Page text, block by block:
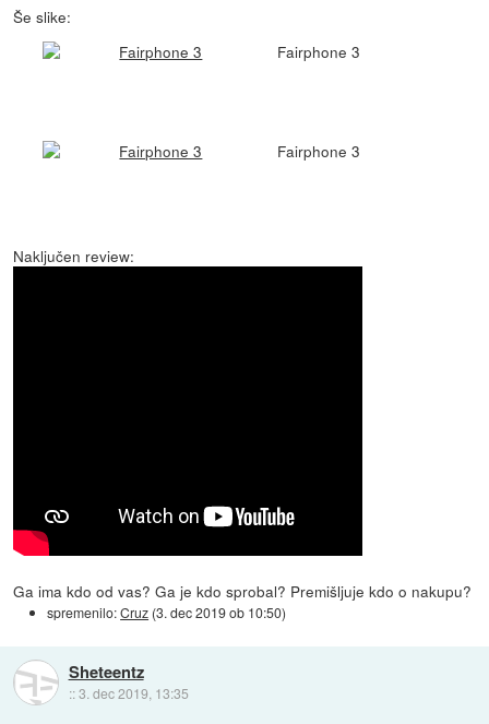
Še slike:
Fairphone 3
Fairphone 3
Naključen review:
Ga ima kdo od vas? Ga je kdo sprobal? Premišljuje kdo o nakupu?
spremenilo:Cruz (3. dec 2019 ob 10:50)
Sheteentz
::3. dec 2019, 13:35